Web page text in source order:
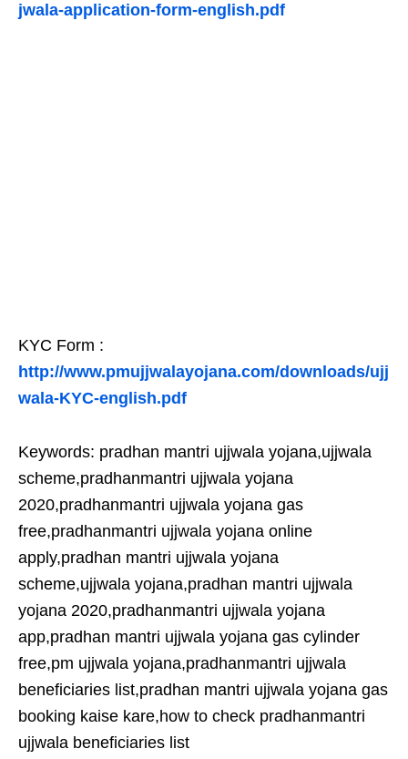
jwala-application-form-english.pdf
KYC Form :
http://www.pmujjwalayojana.com/downloads/ujj
wala-KYC-english.pdf
Keywords: pradhan mantri ujjwala yojana,ujjwala
scheme,pradhanmantri ujjwala yojana
2020,pradhanmantri ujjwala yojana gas
free,pradhanmantri ujjwala yojana online
apply,pradhan mantri ujjwala yojana
scheme,ujjwala yojana,pradhan mantri ujjwala
yojana 2020,pradhanmantri ujjwala yojana
app,pradhan mantri ujjwala yojana gas cylinder
free,pm ujjwala yojana,pradhanmantri ujjwala
beneficiaries list,pradhan mantri ujjwala yojana gas
booking kaise kare,how to check pradhanmantri
ujjwala beneficiaries list